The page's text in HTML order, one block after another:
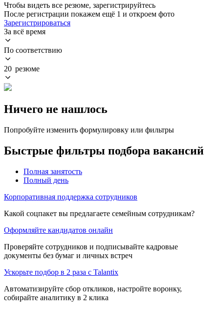
Чтобы видеть все резюме, зарегистрируйтесь
После регистрации покажем ещё 1 и откроем фото
Зарегистрироваться
За всё время
По соответствию
20 резюме
Ничего не нашлось
Попробуйте изменить формулировку или фильтры
Быстрые фильтры подбора вакансий
Полная занятость
Полный день
Корпоративная поддержка сотрудников
Какой соцпакет вы предлагаете семейным сотрудникам?
Оформляйте кандидатов онлайн
Проверяйте сотрудников и подписывайте кадровые
документы без бумаг и личных встреч
Ускорьте подбор в 2 раза с Talantix
Автоматизируйте сбор откликов, настройте воронку,
собирайте аналитику в 2 клика